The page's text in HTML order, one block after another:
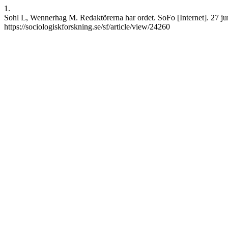
1.
Sohl L, Wennerhag M. Redaktörerna har ordet. SoFo [Internet]. 27
https://sociologiskforskning.se/sf/article/view/24260